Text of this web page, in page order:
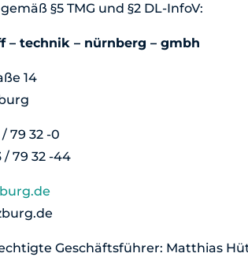
§5 TMG und §2 DL-InfoV:
– technik – nürnberg – gmbh
14
/ 79 32 -0
/ 79 32 -44
Geschäftsführer: Matthias